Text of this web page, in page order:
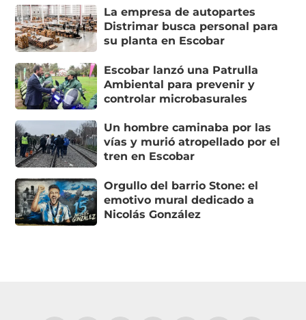
La empresa de autopartes
Distrimar busca personal para
su planta en Escobar
Escobar lanzó una Patrulla
Ambiental para prevenir y
controlar microbasurales
Un hombre caminaba por las
vías y murió atropellado por el
tren en Escobar
Orgullo del barrio Stone: el
emotivo mural dedicado a
Nicolás González